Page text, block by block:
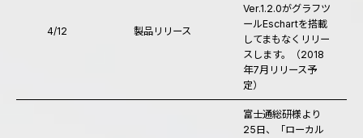
4/12 製品リリース
Ver.1.2.0がグラフツ
ールEschartを搭載
してまもなくリリー
スします。（2018
年7月リリース予
定）
富士通総研様より
25日、「ローカル